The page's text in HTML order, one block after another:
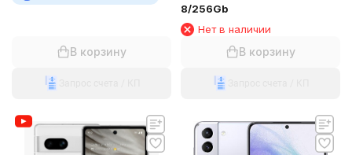
В корзину
8/256Gb
Нет в наличии
В корзину